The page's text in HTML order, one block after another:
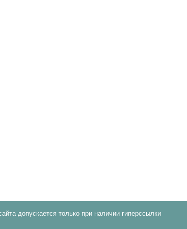
допускается только при наличии гиперссылки